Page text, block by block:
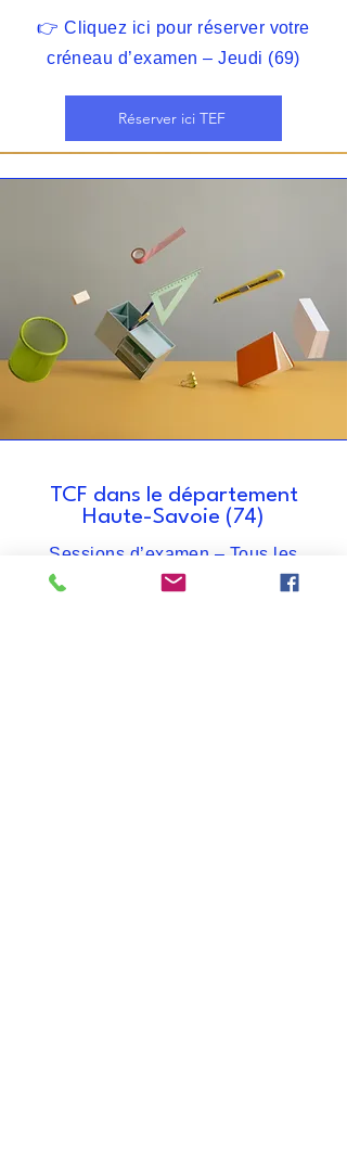
👉 Cliquez ici pour réserver votre
créneau d’examen – Jeudi (69)
Réserver ici TEF
TCF dans le département
Haute-Savoie (74)
Sessions d’examen – Tous les
mardis